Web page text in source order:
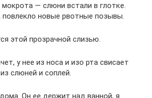
мокрота — слюни встали в глотке.
повлекло новые рвотные позывы.
этой прозрачной слизью.
у нее из носа и изо рта свисает
слюней и соплей.
Он ее держит над ванной, я